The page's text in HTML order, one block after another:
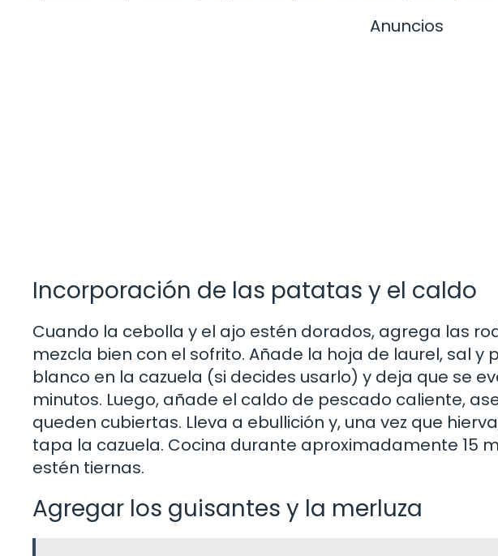
Anuncios
Incorporación de las patatas y el caldo
Cuando la cebolla y el ajo estén dorados, agrega las
mezcla bien con el sofrito. Añade la hoja de laurel, sal y
blanco en la cazuela (si decides usarlo) y deja que se
minutos. Luego, añade el caldo de pescado caliente,
queden cubiertas. Lleva a ebullición y, una vez que
tapa la cazuela. Cocina durante aproximadamente 15
estén tiernas.
Agregar los guisantes y la merluza